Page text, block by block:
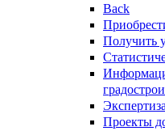
Back
Получить
Проекты